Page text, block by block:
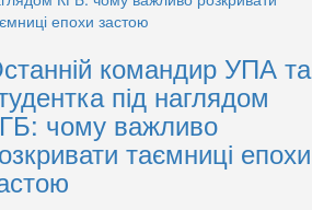
командир УПА та
під наглядом
чому важливо
таємниці епохи